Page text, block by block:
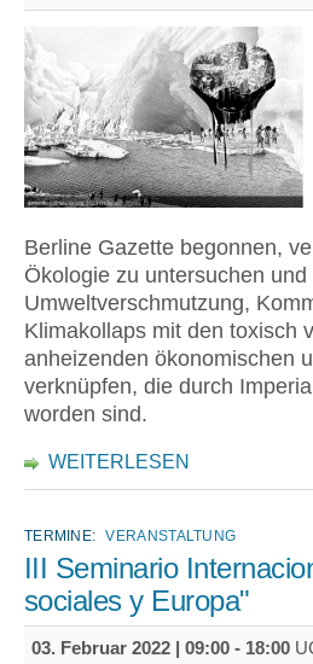
Berline Gazette begonnen,
Ökologie zu untersuchen
Umweltverschmutzung,
Klimakollaps mit den toxisch
anheizenden ökonomischen
verknüpfen, die durch
worden sind.
WEITERLESEN
TERMINE: VERANSTALTUNG
III Seminario
sociales y Europa"
03. Februar 2022 | 09:00 - 18:00